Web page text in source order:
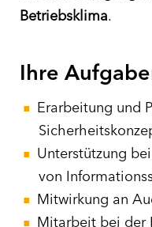
Betriebsklima.
Ihre
Erarbeitung und
Unterstützung
von
Mitwirkung an
Mitarbeit bei der